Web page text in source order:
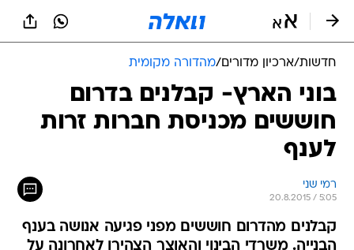
חדשות/ארכיון מדורים/מהדורה מקומית
בוני הארץ- קבלנים בדרום
חוששים מכניסת חברות זרות
לענף
רמי שני
20.8.2015 / 5:05
קבלנים מהדרום חוששים מפני פגיעה אנושה בענף
הבנייה. משרדי הבינוי והאוצר הצהירו לאחרונה על